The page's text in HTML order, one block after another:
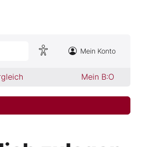
Mein Konto
Mein B:O